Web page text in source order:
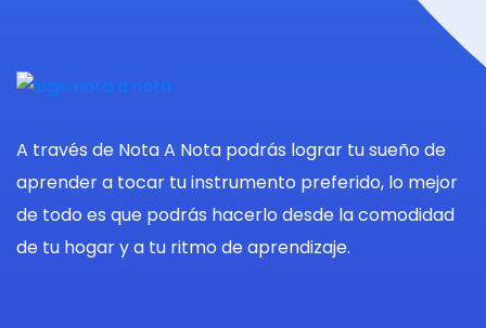
A través de Nota A Nota podrás lograr tu sueño de
aprender a tocar tu instrumento preferido, lo mejor
de todo es que podrás hacerlo desde la comodidad
de tu hogar y a tu ritmo de aprendizaje.